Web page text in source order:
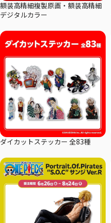
額装高精細複製原画・額装高精細
デジタルカラー
ダイカットステッカー 全83種